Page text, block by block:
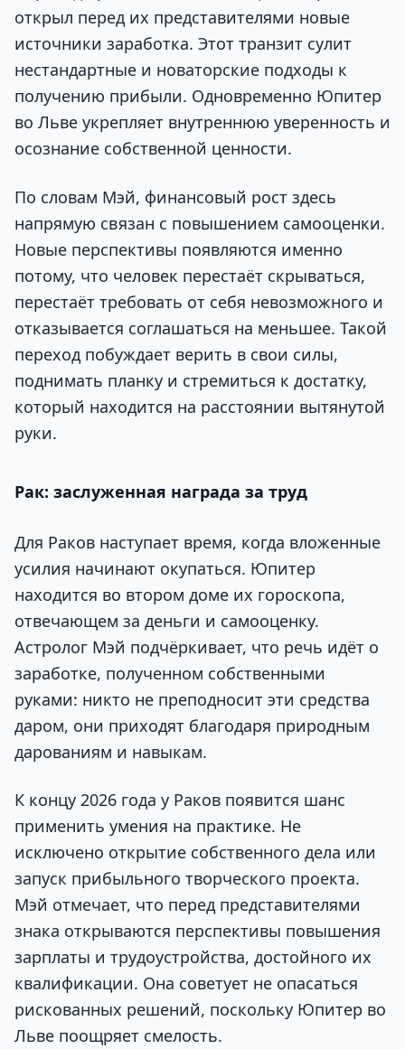
открыл перед их представителями новые
источники заработка. Этот транзит сулит
нестандартные и новаторские подходы к
получению прибыли. Одновременно Юпитер
во Льве укрепляет внутреннюю уверенность и
осознание собственной ценности.
По словам Мэй, финансовый рост здесь
напрямую связан с повышением самооценки.
Новые перспективы появляются именно
потому, что человек перестаёт скрываться,
перестаёт требовать от себя невозможного и
отказывается соглашаться на меньшее. Такой
переход побуждает верить в свои силы,
поднимать планку и стремиться к достатку,
который находится на расстоянии вытянутой
руки.
Рак: заслуженная награда за труд
Для Раков наступает время, когда вложенные
усилия начинают окупаться. Юпитер
находится во втором доме их гороскопа,
отвечающем за деньги и самооценку.
Астролог Мэй подчёркивает, что речь идёт о
заработке, полученном собственными
руками: никто не преподносит эти средства
даром, они приходят благодаря природным
дарованиям и навыкам.
К концу 2026 года у Раков появится шанс
применить умения на практике. Не
исключено открытие собственного дела или
запуск прибыльного творческого проекта.
Мэй отмечает, что перед представителями
знака открываются перспективы повышения
зарплаты и трудоустройства, достойного их
квалификации. Она советует не опасаться
рискованных решений, поскольку Юпитер во
Льве поощряет смелость.